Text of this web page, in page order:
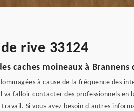
rive 33124
caches moineaux à Brannens
à cause de la fréquence
falloir contacter des professionnels
Si vous avez besoin d'autres